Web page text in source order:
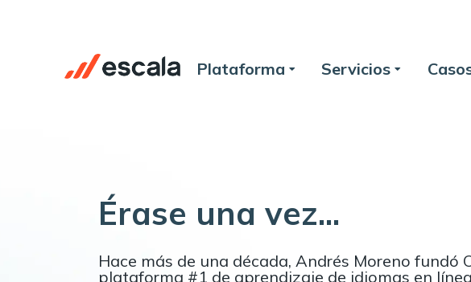
Plataforma Servicios
Érase una vez...
Hace más de una década, Andrés Moreno fundó
plataforma #1 de aprendizaje de idiomas en